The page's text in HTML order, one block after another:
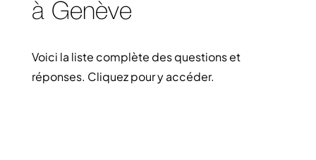
à Genève
Voici la liste complète des questions et
réponses. Cliquez pour y accéder.